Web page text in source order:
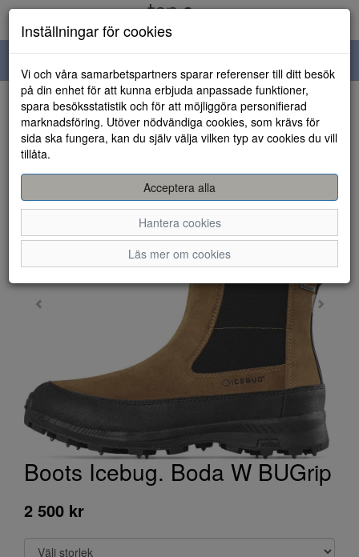
navigation
HEM
Boots Icebug. Boda W BUGrip
2 500 kr
Inställningar för cookies
Vi och våra samarbetspartners sparar referenser till ditt besök
på din enhet för att kunna erbjuda anpassade funktioner,
spara besöksstatistik och för att möjliggöra personifierad
marknadsföring. Utöver nödvändiga cookies, som krävs för
sida ska fungera, kan du själv välja vilken typ av cookies du vill
tillåta.
Acceptera alla
Hantera cookies
Läs mer om cookies